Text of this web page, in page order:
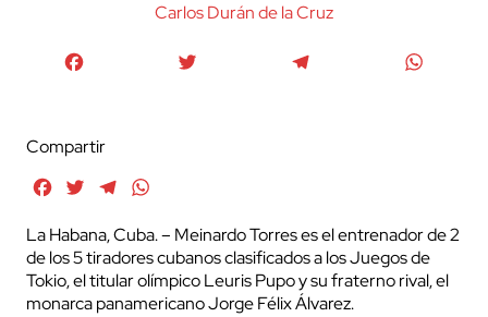
Carlos Durán de la Cruz
Compartir
FacebookTwitterTelegram
La Habana, Cuba. – Meinardo Torres es el entrenador de 2
de los 5 tiradores cubanos clasificados a los Juegos de
Tokio, el titular olímpico Leuris Pupo y su fraterno rival, el
monarca panamericano Jorge Félix Álvarez.